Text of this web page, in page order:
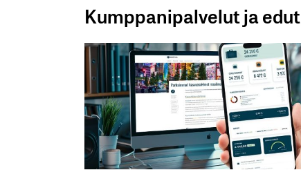
Kumppanipalvelut ja edut